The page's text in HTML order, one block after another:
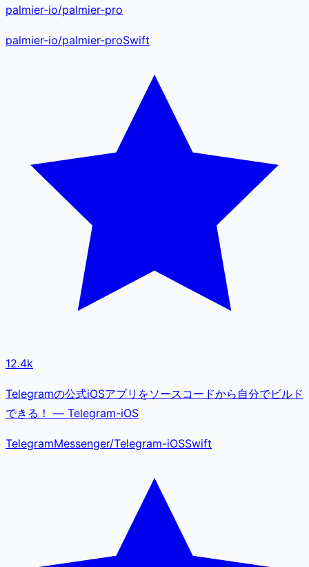
palmier-io/palmier-pro
palmier-io/palmier-proSwift
12.4k
Telegramの公式iOSアプリをソースコードから自分でビルド
できる！ — Telegram-iOS
TelegramMessenger/Telegram-iOSSwift